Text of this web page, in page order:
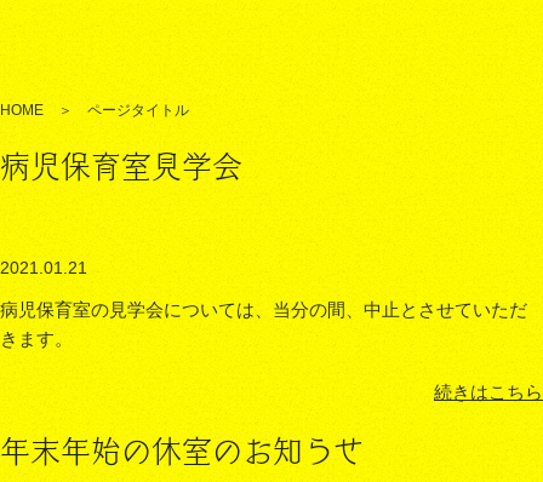
HOME ＞ ページタイトル
病児保育室見学会
2021.01.21
病児保育室の見学会については、当分の間、中止とさせていただ
きます。
続きはこちら
年末年始の休室のお知らせ